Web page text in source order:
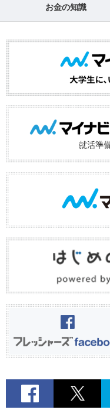
お金の知識